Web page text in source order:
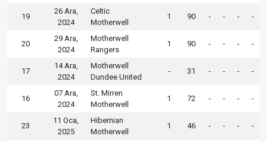
19
26 Ara,
2024
Celtic
Motherwell
1 90 - - - -
20
29 Ara,
2024
Motherwell
Rangers
1 90 - - - -
17
14 Ara,
2024
Motherwell
Dundee United
- 31 - - - -
16
07 Ara,
2024
St. Mirren
Motherwell
1 72 - - - -
23
11 Oca,
2025
Hibernian
Motherwell
1 46 - - - -